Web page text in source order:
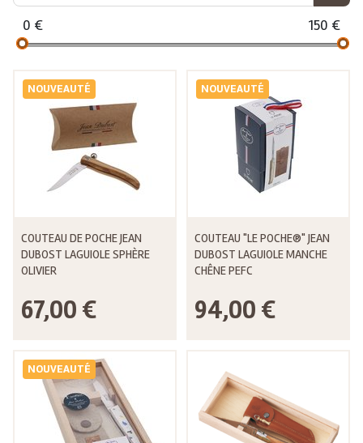
0 € 150 €
NOUVEAUTÉ
COUTEAU DE POCHE JEAN
DUBOST LAGUIOLE SPHÈRE
OLIVIER
67,00 €
NOUVEAUTÉ
COUTEAU "LE POCHE®" JEAN
DUBOST LAGUIOLE MANCHE
CHÊNE PEFC
94,00 €
NOUVEAUTÉ